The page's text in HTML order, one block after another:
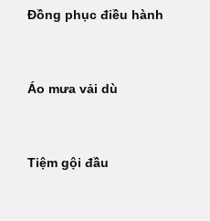
Đồng phục điều hành
Áo mưa vải dù
Tiệm gội đầu